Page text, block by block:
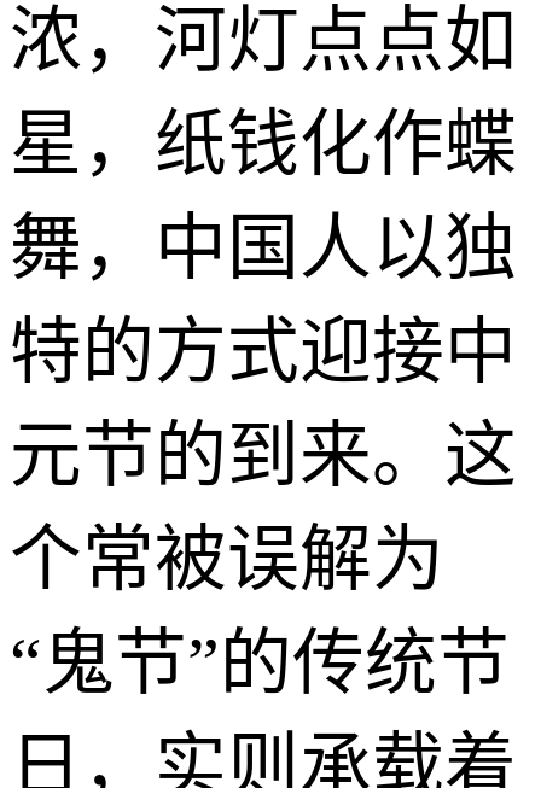
浓，河灯点点如
星，纸钱化作蝶
舞，中国人以独
特的方式迎接中
元节的到来。这
个常被误解为
“鬼节”的传统节
日，实则承载着